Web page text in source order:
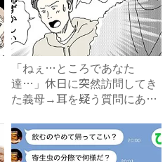
「ねぇ…ところであなた
達…」休日に突然訪問してき
た義母→耳を疑う質問にあ